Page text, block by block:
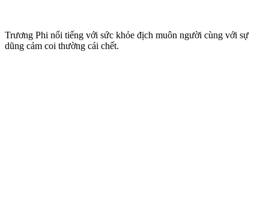
Trương Phi nổi tiếng với sức khỏe địch muôn người cùng với sự
dũng cảm coi thường cái chết.